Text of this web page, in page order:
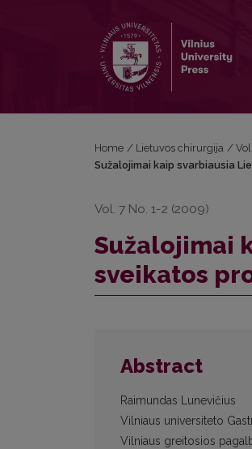
Home / Lietuvos chirurgija /
Sužalojimai kaip svarbiausia
Vol. 7 No. 1-2 (2009)
Sužalojimai
sveikatos
Abstract
Raimundas Lunevičius
Vilniaus universiteto
Vilniaus greitosios